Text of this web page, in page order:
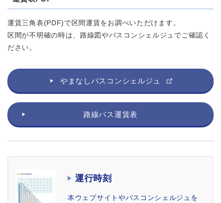
運賃三角表(PDF)で区間運賃をお調べいただけます。
区間が不明確の時は、路線図やバスコンシェルジュでご確認く
ださい。
やまなしバスコンシェルジュ
路線バス運賃表
運行時刻
本ウェブサイトやバスコンシェルジュを